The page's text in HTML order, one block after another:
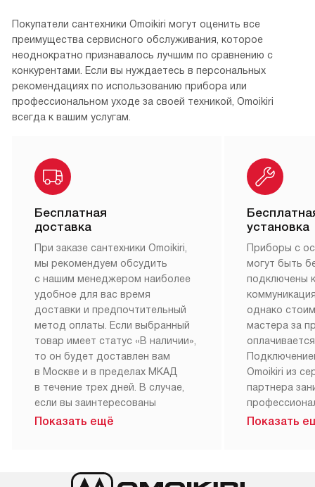
Покупатели сантехники Omoikiri могут оценить все
преимущества сервисного обслуживания, которое
неоднократно признавалось лучшим по сравнению с
конкурентами. Если вы нуждаетесь в персональных
рекомендациях по использованию прибора или
профессиональном уходе за своей техникой, Omoikiri
всегда к вашим услугам.
Бесплатная
доставка
При заказе сантехники Omoikiri,
мы рекомендуем обсудить
с нашим менеджером наиболее
удобное для вас время
доставки и предпочтительный
метод оплаты. Если выбранный
товар имеет статус «В наличии»,
то он будет доставлен вам
в Москве и в пределах МКАД
в течение трех дней. В случае,
если вы заинтересованы
в товаре, который доступен
менеджером на сайте. Товары
Показать ещё
установка
Приборы с
могут быть
подключены
однако
мастера за
Omoikiri из
партнера
Наш сервис
Показать